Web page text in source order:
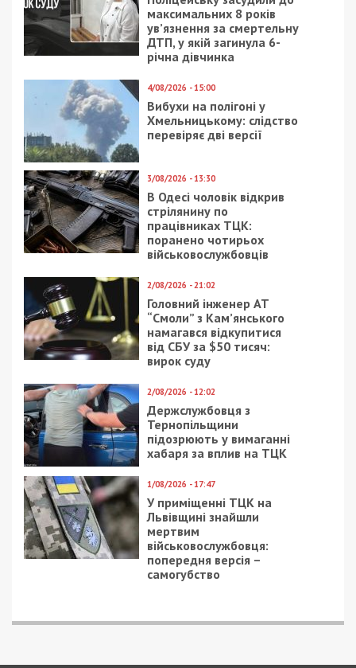
максимальних 8 років
ув’язнення за смертельну
ДТП, у якій загинула 6-
річна дівчинка
4/08/2026 - 15:00
Вибухи на полігоні у
Хмельницькому: слідство
перевіряє дві версії
3/08/2026 - 13:30
В Одесі чоловік відкрив
стрілянину по
працівниках ТЦК:
поранено чотирьох
військовослужбовців
2/08/2026 - 21:02
Головний інженер АТ
“Смоли” з Кам’янського
намагався відкупитися
від СБУ за $50 тисяч:
вирок суду
2/08/2026 - 12:02
Держслужбовця з
Тернопільщини
підозрюють у вимаганні
хабаря за вплив на ТЦК
1/08/2026 - 17:47
У приміщенні ТЦК на
Львівщині знайшли
мертвим
військовослужбовця:
попередня версія –
самогубство